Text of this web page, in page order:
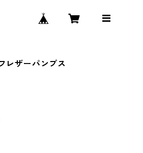
レザーパンプス